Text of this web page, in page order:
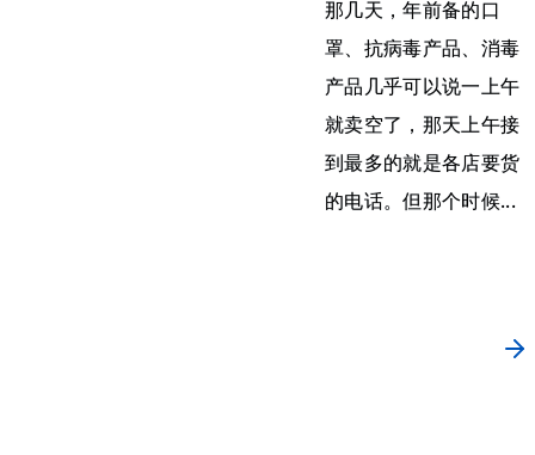
那几天，年前备的口
罩、抗病毒产品、消毒
产品几乎可以说一上午
就卖空了，那天上午接
到最多的就是各店要货
的电话。但那个时候...